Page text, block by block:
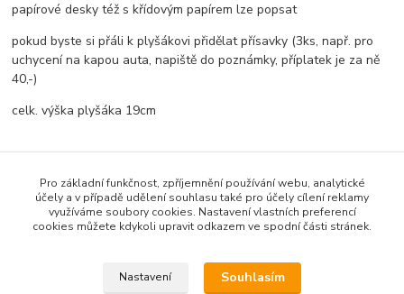
papírové desky též s křídovým papírem lze popsat
pokud byste si přáli k plyšákovi přidělat přísavky (3ks, např. pro
uchycení na kapou auta, napiště do poznámky, příplatek je za ně
40,-)
celk. výška plyšáka 19cm
Zboží zařazeno v kategoriích
Promoční/maturitní plyšáci
Pro základní funkčnost, zpříjemnění používání webu, analytické
účely a v případě udělení souhlasu také pro účely cílení reklamy
využíváme soubory cookies. Nastavení vlastních preferencí
cookies můžete kdykoli upravit odkazem ve spodní části stránek.
Nastavení Souhlasím